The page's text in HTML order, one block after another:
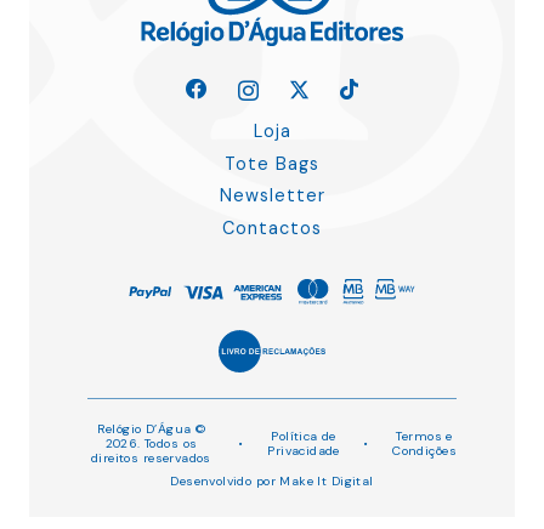
Loja
Tote Bags
Newsletter
Contactos
Relógio D’Água ©
2026. Todos os
direitos reservados
•
Política de
Privacidade
•
Termos e
Condições
Desenvolvido por Make It Digital